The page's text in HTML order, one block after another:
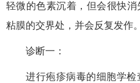
轻微的色素沉着，但会很快
粘膜的交界处，并会反复发作。
诊断一：
进行疱疹病毒的细胞学